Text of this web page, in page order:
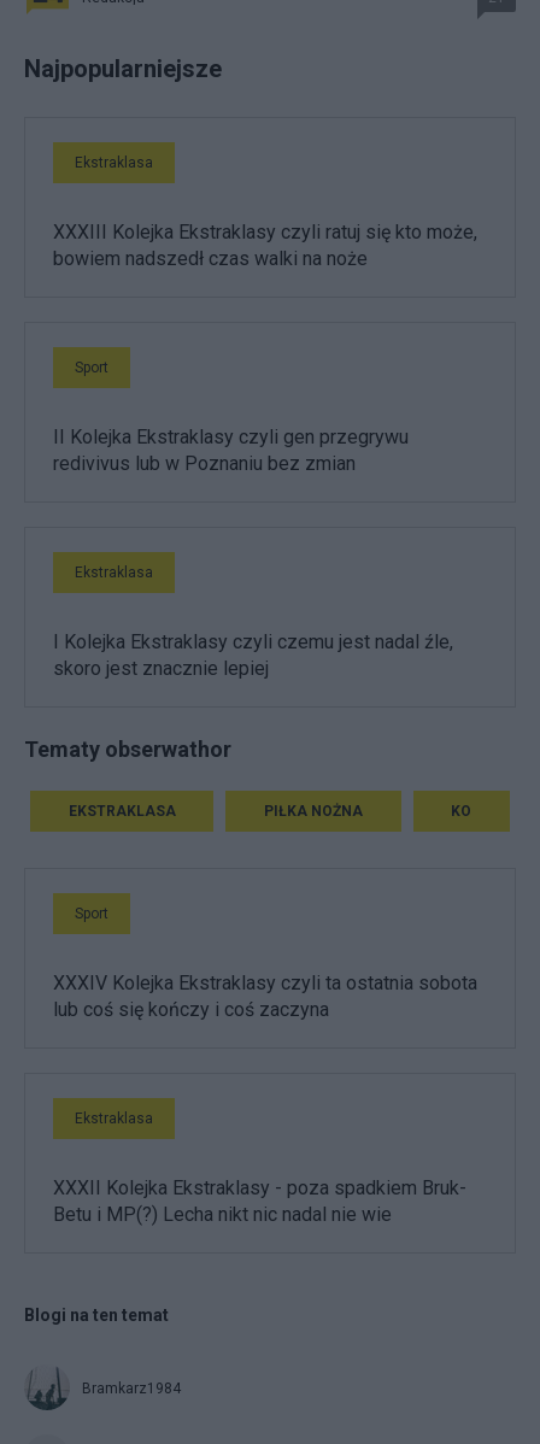
Najpopularniejsze
Ekstraklasa
XXXIII Kolejka Ekstraklasy czyli ratuj się kto może,
bowiem nadszedł czas walki na noże
Sport
II Kolejka Ekstraklasy czyli gen przegrywu
redivivus lub w Poznaniu bez zmian
Ekstraklasa
I Kolejka Ekstraklasy czyli czemu jest nadal źle,
skoro jest znacznie lepiej
Tematy obserwathor
EKSTRAKLASA PIŁKA NOŻNA KO
Sport
XXXIV Kolejka Ekstraklasy czyli ta ostatnia sobota
lub coś się kończy i coś zaczyna
Ekstraklasa
XXXII Kolejka Ekstraklasy - poza spadkiem Bruk-
Betu i MP(?) Lecha nikt nic nadal nie wie
Blogi na ten temat
Bramkarz1984